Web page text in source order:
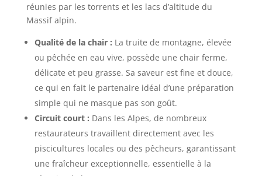
réunies par les torrents et les lacs d’altitude du
Massif alpin.
Qualité de la chair : La truite de montagne, élevée
ou pêchée en eau vive, possède une chair ferme,
délicate et peu grasse. Sa saveur est fine et douce,
ce qui en fait le partenaire idéal d’une préparation
simple qui ne masque pas son goût.
Circuit court : Dans les Alpes, de nombreux
restaurateurs travaillent directement avec les
piscicultures locales ou des pêcheurs, garantissant
une fraîcheur exceptionnelle, essentielle à la